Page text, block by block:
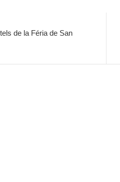
de la Féria de San